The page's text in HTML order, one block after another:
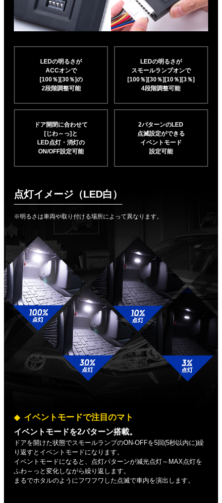
LEDの明るさが
ACCオンで
[100％][30％]の
2段階調整可能
LEDの明るさが
スモールランプオンで
[100％][30％][10％][3％]
4段階調整可能
ドア開閉に合わせて
[じわ～っ]と
LED点灯・消灯の
ON/OFF設定可能
2パターンのLED
点滅設定ができる
イベントモード
設定可能
点灯イメージ（LED白）
※明るさは車両や取り付ける場所によって異なります。
イベントモードで注目のマト
イベントモードを2パターン搭載。
ドアを開けた状態でスモールランプのON-OFFを5回(5秒以内に)繰
り返すとイベントモードになります。
イベントモードになると、点灯パターンが減光点灯～MAX点灯を
ふわ～っと変化しながら繰り返します。
まるでホタルのようにフワフワした点滅で車内を演出します。